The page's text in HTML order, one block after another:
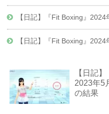
【日記】『Fit Boxing』
【日記】『Fit Boxing』
【日記
2023年5
の結果